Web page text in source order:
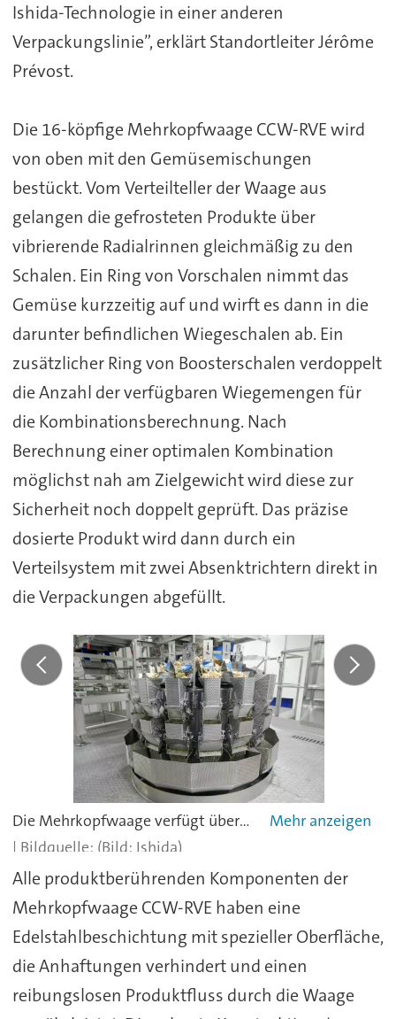
Ishida-Technologie in einer anderen
Verpackungslinie”, erklärt Standortleiter Jérôme
Prévost.
Die 16-köpfige Mehrkopfwaage CCW-RVE wird
von oben mit den Gemüsemischungen
bestückt. Vom Verteilteller der Waage aus
gelangen die gefrosteten Produkte über
vibrierende Radialrinnen gleichmäßig zu den
Schalen. Ein Ring von Vorschalen nimmt das
Gemüse kurzzeitig auf und wirft es dann in die
darunter befindlichen Wiegeschalen ab. Ein
zusätzlicher Ring von Boosterschalen verdoppelt
die Anzahl der verfügbaren Wiegemengen für
die Kombinationsberechnung. Nach
Berechnung einer optimalen Kombination
möglichst nah am Zielgewicht wird diese zur
Sicherheit noch doppelt geprüft. Das präzise
dosierte Produkt wird dann durch ein
Verteilsystem mit zwei Absenktrichtern direkt in
die Verpackungen abgefüllt.
Die Mehrkopfwaage verfügt über jeweils einen Ring von Vorschalen, Wiegeschalen und Boosterschalen.
(Bild: Ishida)
Alle produktberührenden Komponenten der
Mehrkopfwaage CCW-RVE haben eine
Edelstahlbeschichtung mit spezieller Oberfläche,
die Anhaftungen verhindert und einen
reibungslosen Produktfluss durch die Waage